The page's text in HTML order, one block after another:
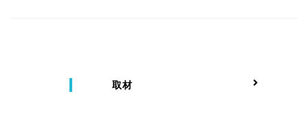
取材